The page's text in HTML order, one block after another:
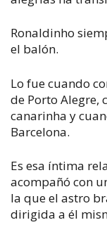
Ronaldinho
el balón.
Lo fue cuando
de Porto Alegre,
canarinha y
Barcelona.
Es esa íntima
acompañó con
la que el astro
dirigida a él